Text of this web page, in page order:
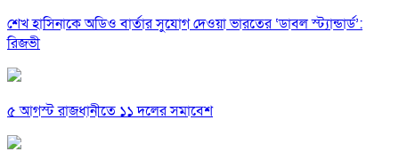
শেখ হাসিনাকে অডিও বার্তার সুযোগ দেওয়া ভারতের ‘ডাবল স্ট্যান্ডার্ড’:
রিজভী
৫ আগস্ট রাজধানীতে ১১ দলের সমাবেশ